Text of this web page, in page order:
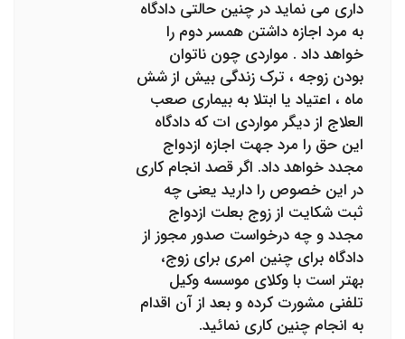
داری می نماید در چنین حالتی دادگاه
به مرد اجازه داشتن همسر دوم را
خواهد داد . مواردی چون ناتوان
بودن زوجه ، ترک زندگی بیش از شش
ماه ، اعتیاد یا ابتلا به بیماری صعب
العلاج از دیگر مواردی ات که دادگاه
این حق را مرد جهت اجازه ازدواج
مجدد خواهد داد. اگر قصد انجام کاری
در این خصوص را دارید یعنی چه
ثبت شکایت از زوج بعلت ازدواج
مجدد و چه درخواست صدور مجوز از
دادگاه برای چنین امری برای زوج،
بهتر است با وکلای موسسه وکیل
تلفنی مشورت کرده و بعد از آن اقدام
به انجام چنین کاری نمائید.